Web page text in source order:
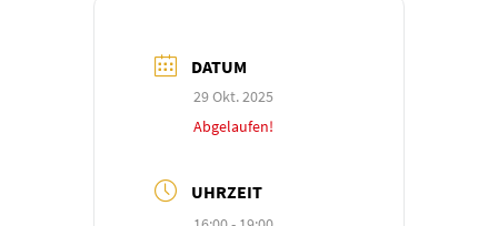
DATUM
29 Okt. 2025
Abgelaufen!
UHRZEIT